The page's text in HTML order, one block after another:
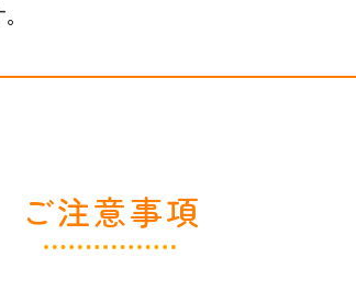
ご注意事項